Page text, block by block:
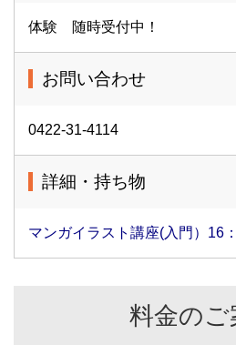
体験 随時受付中！
お問い合わせ
0422-31-4114
詳細・持ち物
マンガイラスト講座(入門）16
料金のご